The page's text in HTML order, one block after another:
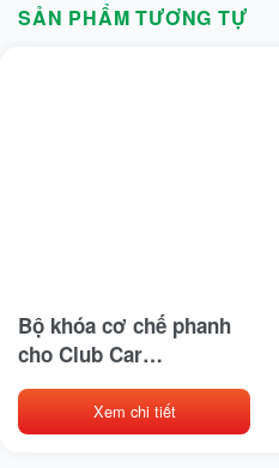
SẢN PHẨM TƯƠNG TỰ
Bộ khóa cơ chế phanh
cho Club Car
PrecedentPN 1033205-
Xem chi tiết